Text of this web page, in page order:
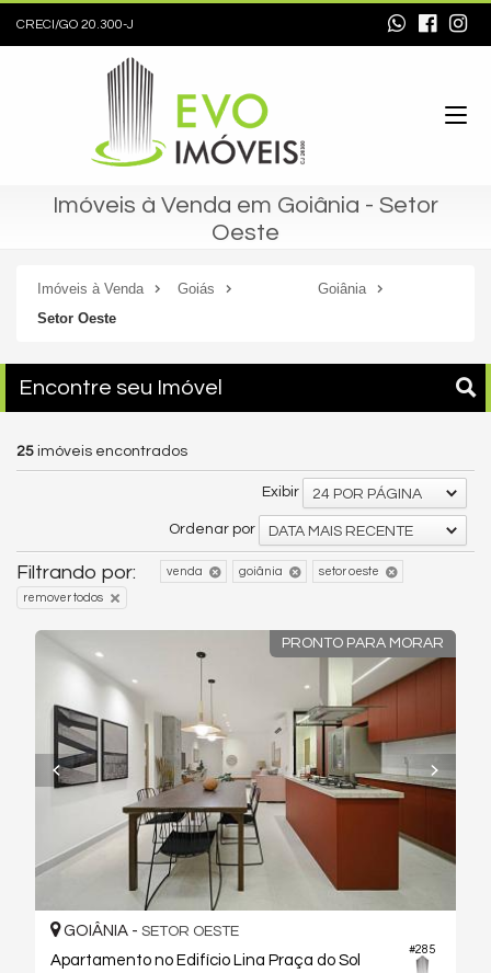
CRECI/GO 20.300-J
Imóveis à Venda em Goiânia - Setor
Oeste
Imóveis à Venda Goiás
Goiânia
Setor Oeste
Encontre seu Imóvel
25 imóveis encontrados
Exibir 24 POR PÁGINA
Ordenar por DATA MAIS RECENTE
Filtrando por: venda goiânia setor oeste
remover todos
PRONTO PARA MORAR
#285
GOIÂNIA - SETOR OESTE
Apartamento no Edifício Lina Praça do Sol